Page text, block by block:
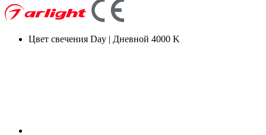
Цвет свечения Day | Дневной 4000 K